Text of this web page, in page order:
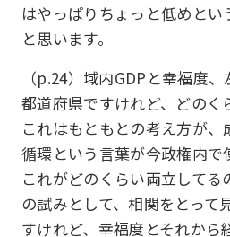
はやっぱりちょっと低めと
と思います。
（p.24）域内GDPと幸福度
都道府県ですけれど、どのく
これはもともとの考え方が
循環という言葉が今政権内で
これがどのくらい両立して
の試みとして、相関をとって
すけれど、幸福度とそれから